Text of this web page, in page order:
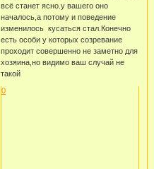
всё станет ясно.у вашего оно
началось,а потому и поведение
изменилось кусаться стал.Конечно
есть особи у которых созревание
проходит совершенно не заметно для
хозяина,но видимо ваш случай не
такой
0